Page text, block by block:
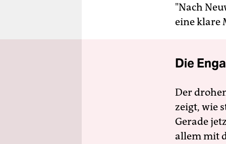
"Nach
eine klare
Die
Der
zeigt, wie
Gerade
allem mit